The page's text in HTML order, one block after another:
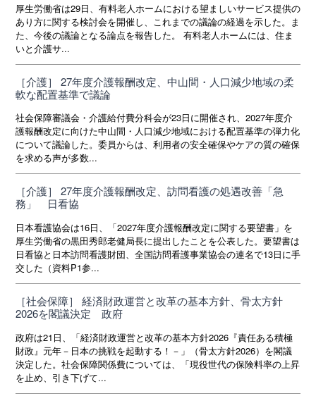
厚生労働省は29日、有料老人ホームにおける望ましいサービス提供の
あり方に関する検討会を開催し、これまでの議論の経過を示した。ま
た、今後の議論となる論点を報告した。 有料老人ホームには、住ま
いと介護サ...
［介護］ 27年度介護報酬改定、中山間・人口減少地域の柔
軟な配置基準で議論
社会保障審議会・介護給付費分科会が23日に開催され、2027年度介
護報酬改定に向けた中山間・人口減少地域における配置基準の弾力化
について議論した。委員からは、利用者の安全確保やケアの質の確保
を求める声が多数...
［介護］ 27年度介護報酬改定、訪問看護の処遇改善「急
務」 日看協
日本看護協会は16日、「2027年度介護報酬改定に関する要望書」を
厚生労働省の黒田秀郎老健局長に提出したことを公表した。要望書は
日看協と日本訪問看護財団、全国訪問看護事業協会の連名で13日に手
交した（資料P1参...
［社会保障］ 経済財政運営と改革の基本方針、骨太方針
2026を閣議決定 政府
政府は21日、「経済財政運営と改革の基本方針2026『責任ある積極
財政』元年－日本の挑戦を起動する！－」（骨太方針2026）を閣議
決定した。社会保障関係費については、「現役世代の保険料率の上昇
を止め、引き下げて...